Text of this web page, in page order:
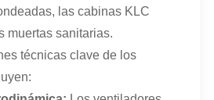
las cabinas KLC
muertas sanitarias.
técnicas clave de los